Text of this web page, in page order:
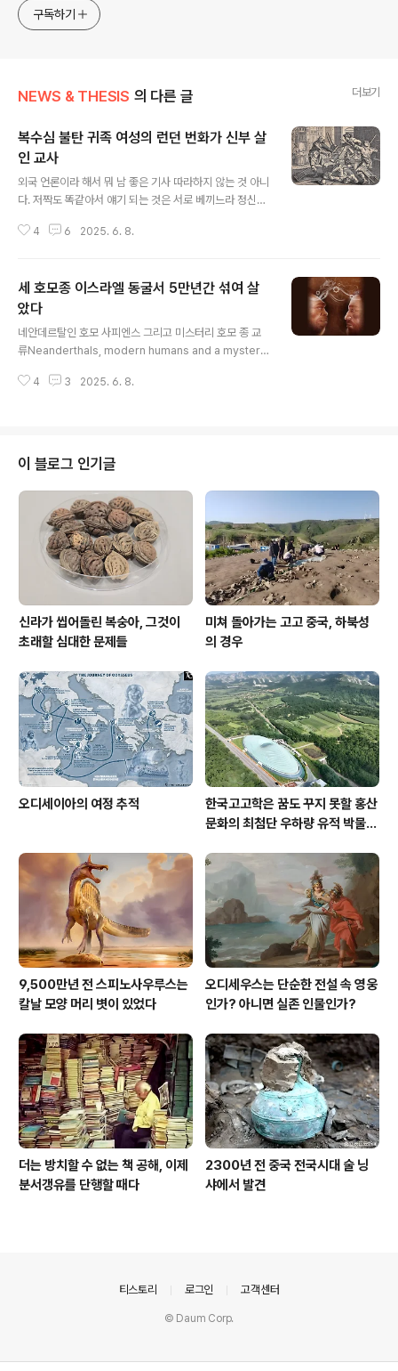
approach will be to resist any common sense or
generalized viewpoint
구독하기
NEWS & THESIS 의 다른 글 더보기
복수심 불탄 귀족 여성의 런던 번화가 신부 살
인 교사
외국 언론이라 해서 뭐 남 좋은 기사 따라하지 않는 것 아니
다. 저짝도 똑같아서 얘기 되는 것은 서로 베끼느라 정신이
난 신부 살인사건 이야기를 매우 상세히 소개했거니와, 아
1337년 5월 3일 세인트폴 성당 앞 사제 살인사건앙심 품
은 불륜 상대 귀족 여성의 복수극 런던 중세 귀족 여성이 사
제를 암살하는 일에 공모했다케임브리지 대학교 한 범죄학
된 사제 historylibrary.net 그 선후는 알 수 없으나 이 이
야기가 내가 구독하는 다른 매체 아키올로지 뉴스에도 ..
4 6 2025. 6. 8.
세 호모종 이스라엘 동굴서 5만년간 섞여 살
았다
네안데르탈인 호모 사피엔스 그리고 미스터리 호모 종 교
류Neanderthals, modern humans and a mysterio
ael, study finds By Charles Choi published Marc
발견되었다는 연구 결과가 나왔다. 이스라엘 고고학자들은
수수께끼 같은 인류 혈통에 속하는 다섯 개 매장지를 동굴
에서 발견했다. 이는 이 집단이 최대 13만 년 전까지 이 지
역에 산 현생 인류 및 네안데르탈인과 생활 방식, 기술, 그
리고 매장 ..
4 3 2025. 6. 8.
이 블로그 인기글
신라가 씹어돌린 복숭아, 그것이
초래할 심대한 문제들
미쳐 돌아가는 고고 중국, 하북성
의 경우
오디세이아의 여정 추적
한국고고학은 꿈도 꾸지 못할 홍산
문화의 최첨단 우하량 유적 박물관
9,500만년 전 스피노사우루스는
칼날 모양 머리 볏이 있었다
오디세우스는 단순한 전설 속 영웅
인가? 아니면 실존 인물인가?
더는 방치할 수 없는 책 공해, 이제
분서갱유를 단행할 때다
2300년 전 중국 전국시대 술 닝
샤에서 발견
티스토리 로그인 고객센터
© Daum Corp.